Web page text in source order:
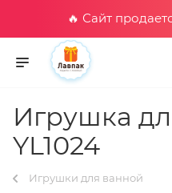
🔥 Сайт
Игрушка
YL1024
Игрушки для ванной